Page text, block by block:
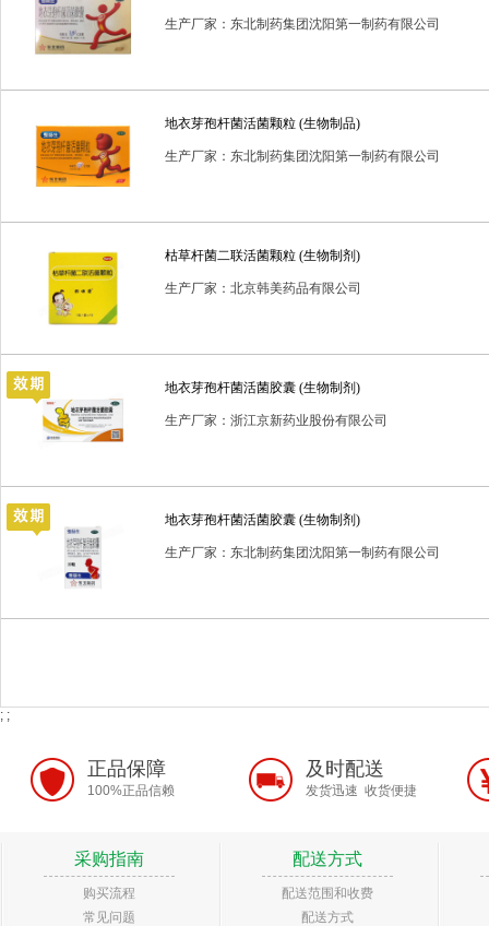
二类器械.6834医 二类器械.6840临 二类器械.6841医
体内诊断试剂 体外诊断试剂 体外诊断试剂(药品)
医疗器械一类 医疗器械二类 卫生保健品 含麻黄碱
进口药品 预包装食品
生产厂家：东北制药集团沈阳第一制药有限公司
地衣芽孢杆菌活菌颗粒 (生物制品)
生产厂家：东北制药集团沈阳第一制药有限公司
枯草杆菌二联活菌颗粒 (生物制剂)
生产厂家：北京韩美药品有限公司
地衣芽孢杆菌活菌胶囊 (生物制剂)
生产厂家：浙江京新药业股份有限公司
地衣芽孢杆菌活菌胶囊 (生物制剂)
生产厂家：东北制药集团沈阳第一制药有限公司
; ;
正品保障
100%正品信赖
及时配送
发货迅速 收货便捷
采购指南
购买流程
常见问题
配送方式
配送范围和收费
配送方式